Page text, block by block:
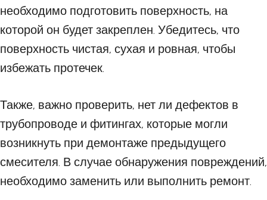
необходимо подготовить поверхность, на
которой он будет закреплен. Убедитесь, что
поверхность чистая, сухая и ровная, чтобы
избежать протечек.
Также, важно проверить, нет ли дефектов в
трубопроводе и фитингах, которые могли
возникнуть при демонтаже предыдущего
смесителя. В случае обнаружения повреждений,
необходимо заменить или выполнить ремонт.